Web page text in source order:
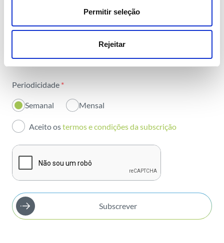
Permitir seleção
Rejeitar
Atividade
Sustentabilidade
Inovação
Investidores
Publicações
Periodicidade *
Semanal Mensal
Aceito ostermos e condições da subscrição
Subscrever